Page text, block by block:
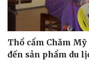
Thổ cẩm Chăm
đến sản phẩm du